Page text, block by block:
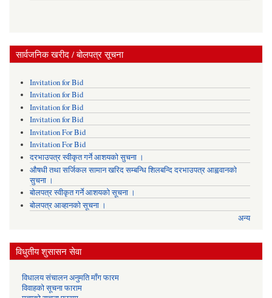
सार्वजनिक खरीद / बोलपत्र सूचना
Invitation for Bid
Invitation for Bid
Invitation for Bid
Invitation for Bid
Invitation For Bid
Invitation For Bid
दरभाउपत्र स्वीकृत गर्ने आशयको सुचना ।
औषधी तथा सर्जिकल सामान खरिद सम्बन्धि शिलबन्दि दरभाउपत्र आह्ववानको
सुचना ।
बोलपत्र स्वीकृत गर्ने आशयको सूचना ।
बोलपत्र आव्हानको सूचना ।
अन्य
विधुतीय शुसासन सेवा
विधालय संचालन अनुमति माँग फारम
विवाहको सूचना फाराम